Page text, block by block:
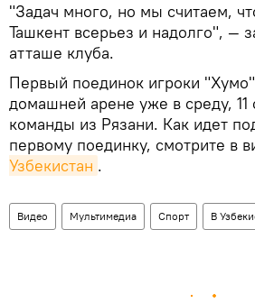
"Задач много, но мы считаем,
Ташкент всерьез и надолго", —
атташе клуба.
Первый поединок игроки
домашней арене уже в среду, 11
команды из Рязани. Как идет
первому поединку, смотрите в
Узбекистан .
Видео Мультимедиа Спорт В